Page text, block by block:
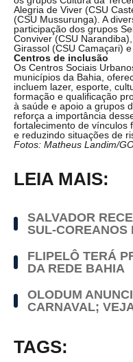
Alegria de Viver (CSU
(CSU Mussurunga). A
participação dos grupos
Conviver (CSU
Girassol (CSU Camaçari)
Centros de inclusão
Os Centros Sociais
municípios da Bahia,
incluem lazer, esporte,
formação e qualificação
à saúde e apoio a grupos
reforça a importância
fortalecimento de vínculos
e reduzindo situações de
Fotos: Matheus Landim/
LEIA MAIS:
SALVADOR
SUL-COREANOS
FLIPELÔ TERÁ
DA REDE BAHIA
OLODUM
CARNAVAL;
TAGS: